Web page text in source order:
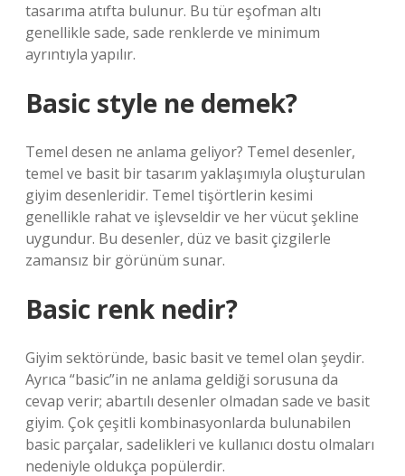
tasarıma atıfta bulunur. Bu tür eşofman altı
genellikle sade, sade renklerde ve minimum
ayrıntıyla yapılır.
Basic style ne demek?
Temel desen ne anlama geliyor? Temel desenler,
temel ve basit bir tasarım yaklaşımıyla oluşturulan
giyim desenleridir. Temel tişörtlerin kesimi
genellikle rahat ve işlevseldir ve her vücut şekline
uygundur. Bu desenler, düz ve basit çizgilerle
zamansız bir görünüm sunar.
Basic renk nedir?
Giyim sektöründe, basic basit ve temel olan şeydir.
Ayrıca “basic”in ne anlama geldiği sorusuna da
cevap verir; abartılı desenler olmadan sade ve basit
giyim. Çok çeşitli kombinasyonlarda bulunabilen
basic parçalar, sadelikleri ve kullanıcı dostu olmaları
nedeniyle oldukça popülerdir.